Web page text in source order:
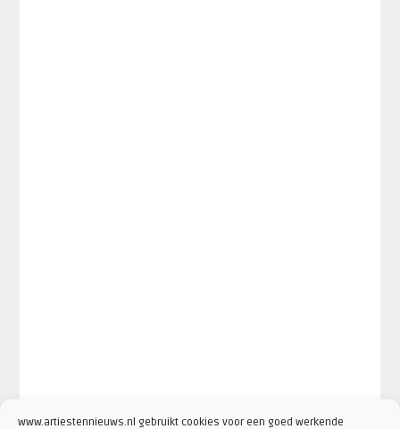
www.artiestennieuws.nl gebruikt cookies voor een goed werkende